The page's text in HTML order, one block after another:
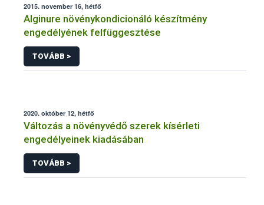
2015. november 16, hétfő
Alginure növénykondicionáló készítmény
engedélyének felfüggesztése
TOVÁBB >
2020. október 12, hétfő
Változás a növényvédő szerek kísérleti
engedélyeinek kiadásában
TOVÁBB >